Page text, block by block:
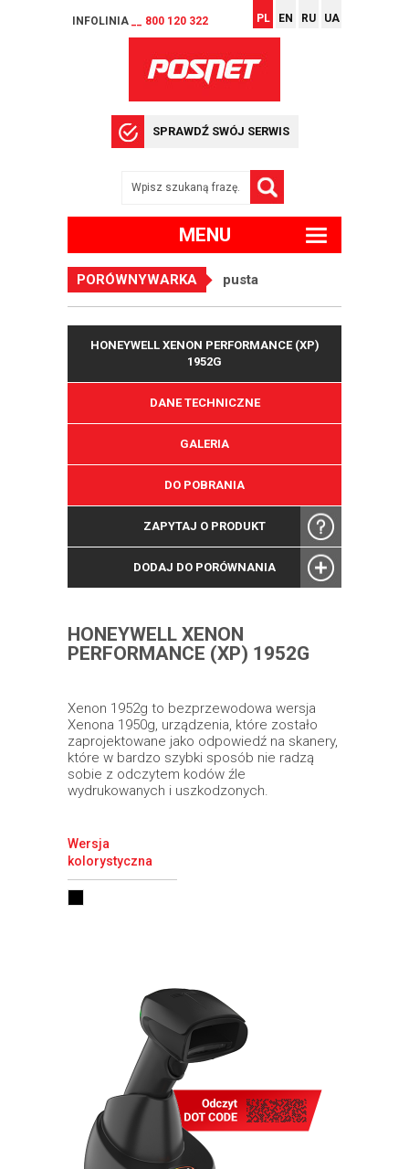
INFOLINIA __ 800 120 322 PL EN RU UA
SPRAWDŹ SWÓJ SERWIS
MENU
PORÓWNYWARKA pusta
HONEYWELL XENON PERFORMANCE (XP)
1952G
DANE TECHNICZNE
GALERIA
DO POBRANIA
ZAPYTAJ O PRODUKT
DODAJ DO PORÓWNANIA
HONEYWELL XENON
PERFORMANCE (XP) 1952G
Xenon 1952g to bezprzewodowa wersja
Xenona 1950g, urządzenia, które zostało
zaprojektowane jako odpowiedź na skanery,
które w bardzo szybki sposób nie radzą
sobie z odczytem kodów źle
wydrukowanych i uszkodzonych.
Wersja
kolorystyczna